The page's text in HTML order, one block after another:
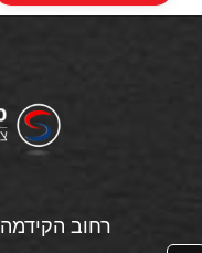
רחוב הקידמה 47 , אזה"ת צפוני אשדוד